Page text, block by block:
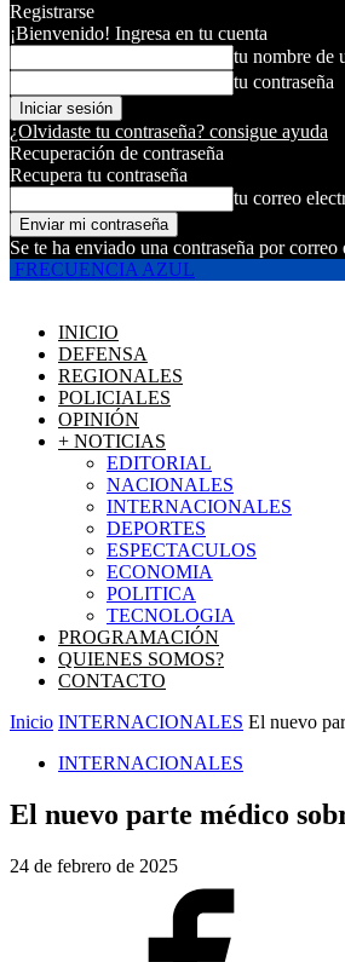
Registrarse
¡Bienvenido! Ingresa en tu cuenta
tu nombre de
tu contraseña
¿Olvidaste tu contraseña? consigue ayuda
Recuperación de contraseña
Recupera tu contraseña
tu correo
Se te ha enviado una contraseña por correo
FRECUENCIA AZUL
INICIO
DEFENSA
REGIONALES
POLICIALES
OPINIÓN
+ NOTICIAS
EDITORIAL
NACIONALES
INTERNACIONALES
DEPORTES
ESPECTACULOS
ECONOMIA
POLITICA
TECNOLOGIA
PROGRAMACIÓN
QUIENES SOMOS?
CONTACTO
Inicio INTERNACIONALES El nuevo
INTERNACIONALES
El nuevo parte médico
24 de febrero de 2025